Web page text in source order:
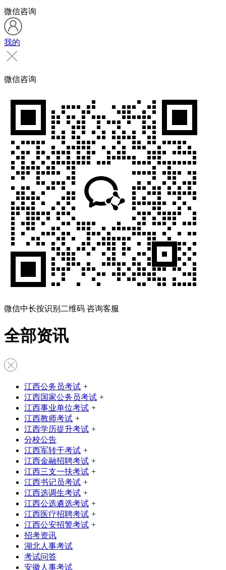
微信咨询
我的
微信咨询
微信中长按识别二维码 咨询客服
全部资讯
江西公务员考试 +
江西国家公务员考试 +
江西事业单位考试 +
江西教师考试 +
江西学历提升考试 +
分校公告
江西军转干考试 +
江西金融招聘考试 +
江西三支一扶考试 +
江西书记员考试 +
江西选调生考试 +
江西公选遴选考试 +
江西医疗招聘考试 +
江西公安招警考试 +
招考资讯
湖北人事考试
考试问答
安徽人事考试